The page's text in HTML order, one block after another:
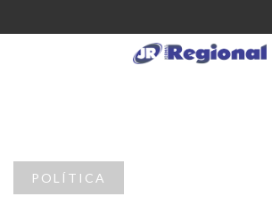
POLÍTICA